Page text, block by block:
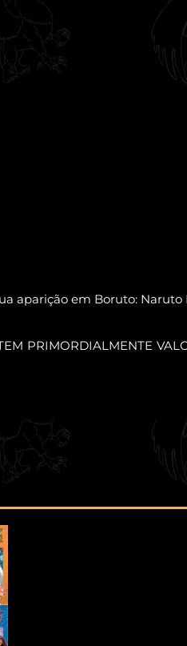
aparição em Boruto: Naruto
PRIMORDIALMENTE